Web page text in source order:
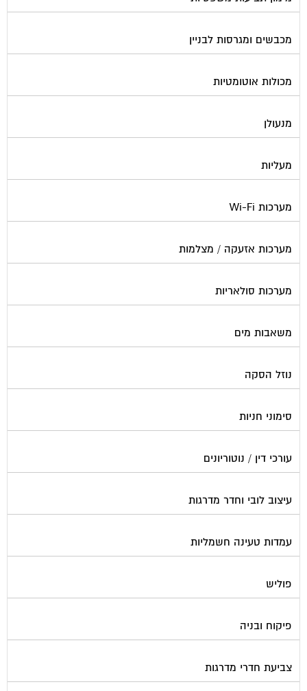
מכבשים ומגרסות לבניין
מכולות אוטומטיות
מנעולן
מעליות
מערכות Wi-Fi
מערכות אזעקה / מצלמות
מערכות סולאריות
משאבות מים
נוזל הסקה
סימוני חניות
עורכי דין / נוטוריונים
עיצוב לובי וחדר מדרגות
עמדות טעינה חשמליות
פוליש
פיקוח ובניה
צביעת חדרי מדרגות